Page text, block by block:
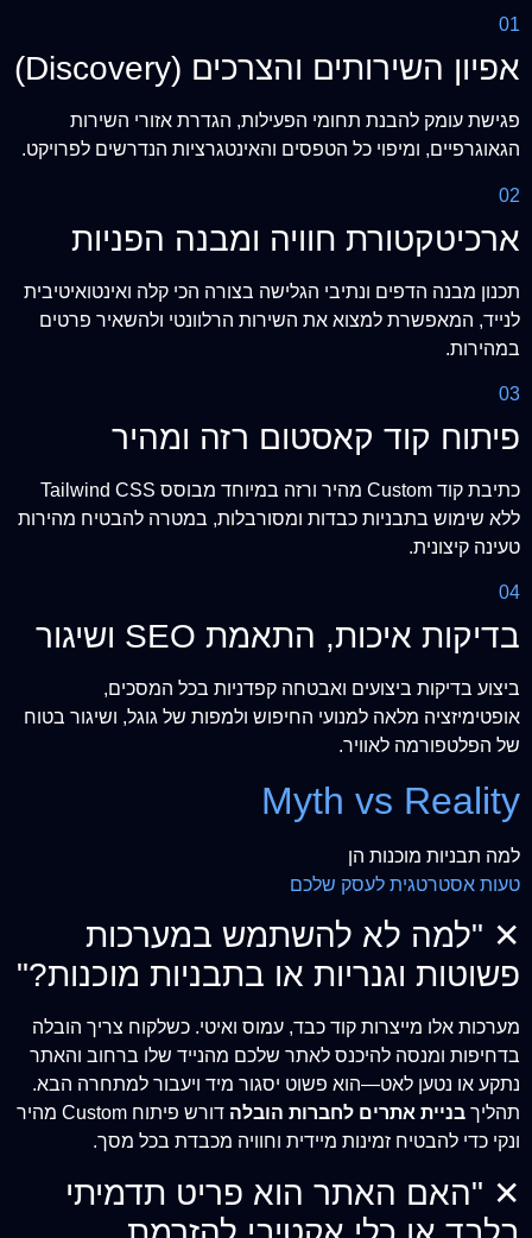
01
אפיון השירותים והצרכים (Discovery)
פגישת עומק להבנת תחומי הפעילות, הגדרת אזורי השירות
הגאוגרפיים, ומיפוי כל הטפסים והאינטגרציות הנדרשים לפרויקט.
02
ארכיטקטורת חוויה ומבנה הפניות
תכנון מבנה הדפים ונתיבי הגלישה בצורה הכי קלה ואינטואיטיבית
לנייד, המאפשרת למצוא את השירות הרלוונטי ולהשאיר פרטים
במהירות.
03
פיתוח קוד קאסטום רזה ומהיר
כתיבת קוד Custom מהיר ורזה במיוחד מבוסס Tailwind CSS
ללא שימוש בתבניות כבדות ומסורבלות, במטרה להבטיח מהירות
טעינה קיצונית.
04
בדיקות איכות, התאמת SEO ושיגור
ביצוע בדיקות ביצועים ואבטחה קפדניות בכל המסכים,
אופטימיזציה מלאה למנועי החיפוש ולמפות של גוגל, ושיגור בטוח
של הפלטפורמה לאוויר.
Myth vs Reality
למה תבניות מוכנות הן
טעות אסטרטגית לעסק שלכם
✕ "למה לא להשתמש במערכות
פשוטות וגנריות או בתבניות מוכנות?"
מערכות אלו מייצרות קוד כבד, עמוס ואיטי. כשלקוח צריך הובלה
בדחיפות ומנסה להיכנס לאתר שלכם מהנייד שלו ברחוב והאתר
נתקע או נטען לאט—הוא פשוט יסגור מיד ויעבור למתחרה הבא.
תהליך בניית אתרים לחברות הובלה
דורש פיתוח Custom מהיר
ונקי כדי להבטיח זמינות מיידית וחוויה מכבדת בכל מסך.
✕ "האם האתר הוא פריט תדמיתי